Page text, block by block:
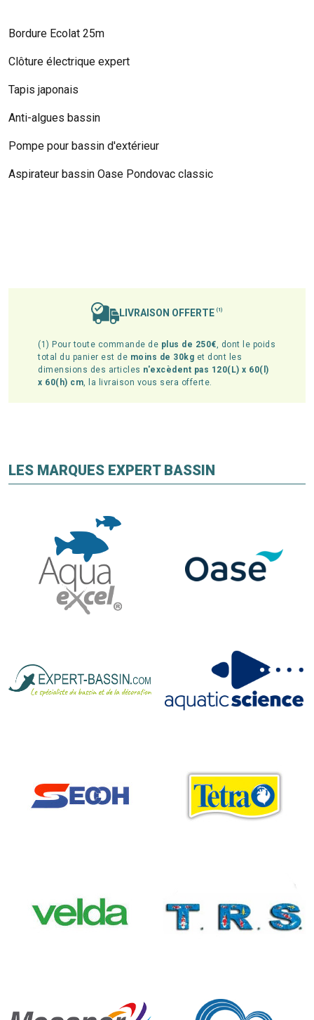
Bordure Ecolat 25m
Clôture électrique expert
Tapis japonais
Anti-algues bassin
Pompe pour bassin d'extérieur
Aspirateur bassin Oase Pondovac classic
LIVRAISON OFFERTE (1)
(1) Pour toute commande de plus de 250€, dont le poids
total du panier est de moins de 30kg et dont les
dimensions des articles n'excèdent pas 120(L) x 60(l)
x 60(h) cm, la livraison vous sera offerte.
LES MARQUES EXPERT BASSIN